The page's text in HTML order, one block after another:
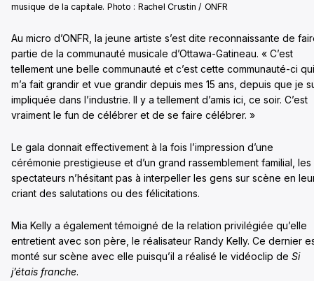
musique de la capitale. Photo : Rachel Crustin / ONFR
Au micro d’ONFR, la jeune artiste s’est dite reconnaissante de
partie de la communauté musicale d’Ottawa-Gatineau. « C’est
tellement une belle communauté et c’est cette communauté-ci qui
m’a fait grandir et vue grandir depuis mes 15 ans, depuis que je
impliquée dans l’industrie. Il y a tellement d’amis ici, ce soir. C’est
vraiment le fun de célébrer et de se faire célébrer. »
Le gala donnait effectivement à la fois l’impression d’une
cérémonie prestigieuse et d’un grand rassemblement familial, les
spectateurs n’hésitant pas à interpeller les gens sur scène en
criant des salutations ou des félicitations.
Mia Kelly a également témoigné de la relation privilégiée qu’elle
entretient avec son père, le réalisateur Randy Kelly. Ce dernier
monté sur scène avec elle puisqu’il a réalisé le vidéoclip de Si
j’étais franche.